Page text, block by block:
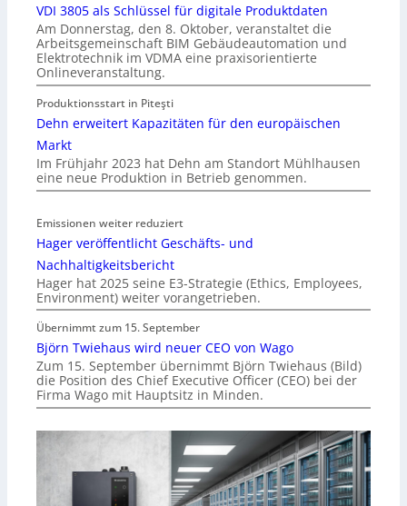
VDI 3805 als Schlüssel für digitale Produktdaten
Am Donnerstag, den 8. Oktober, veranstaltet die
Arbeitsgemeinschaft BIM Gebäudeautomation und
Elektrotechnik im VDMA eine praxisorientierte
Onlineveranstaltung.
Produktionsstart in Piteşti
Dehn erweitert Kapazitäten für den europäischen
Markt
Im Frühjahr 2023 hat Dehn am Standort Mühlhausen
eine neue Produktion in Betrieb genommen.
Emissionen weiter reduziert
Hager veröffentlicht Geschäfts- und
Nachhaltigkeitsbericht
Hager hat 2025 seine E3-Strategie (Ethics, Employees,
Environment) weiter vorangetrieben.
Übernimmt zum 15. September
Björn Twiehaus wird neuer CEO von Wago
Zum 15. September übernimmt Björn Twiehaus (Bild)
die Position des Chief Executive Officer (CEO) bei der
Firma Wago mit Hauptsitz in Minden.